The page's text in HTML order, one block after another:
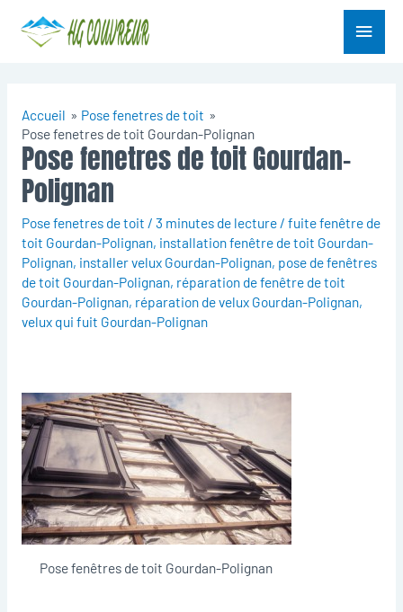
Menu
Accueil
Pose fenetres de toit
Pose fenetres de toit Gourdan-Polignan
Pose fenetres de toit Gourdan-
Polignan
Pose fenetres de toit / 3 minutes de lecture/ fuite fenêtre de
toit Gourdan-Polignan, installation fenêtre de toit Gourdan-
Polignan, installer velux Gourdan-Polignan, pose de fenêtres
de toit Gourdan-Polignan, réparation de fenêtre de toit
Gourdan-Polignan, réparation de velux Gourdan-Polignan,
velux qui fuit Gourdan-Polignan
Pose fenêtres de toit Gourdan-Polignan